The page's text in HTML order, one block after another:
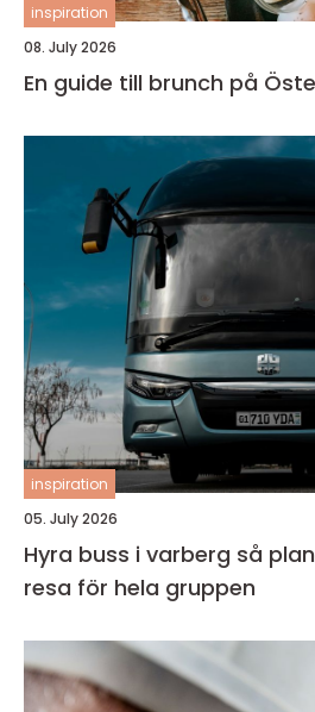
inspiration
08. July 2026
En guide till brunch på
inspiration
05. July 2026
Hyra buss i varberg så planerar du en smidig
resa för hela gruppen